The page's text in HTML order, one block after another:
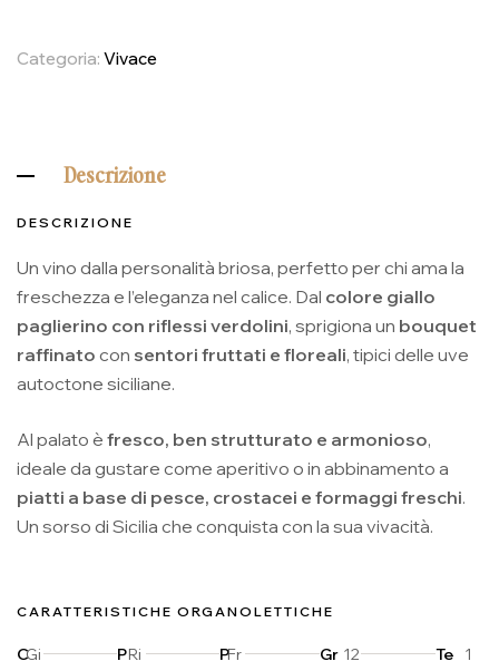
Categoria: Vivace
Descrizione
DESCRIZIONE
Un vino dalla personalità briosa, perfetto per chi ama la
freschezza e l’eleganza nel calice. Dal colore giallo
paglierino con riflessi verdolini, sprigiona un bouquet
raffinato con sentori fruttati e floreali, tipici delle uve
autoctone siciliane.
Al palato è fresco, ben strutturato e armonioso,
ideale da gustare come aperitivo o in abbinamento a
piatti a base di pesce, crostacei e formaggi freschi.
Un sorso di Sicilia che conquista con la sua vivacità.
CARATTERISTICHE ORGANOLETTICHE
CGi
PRi
PFr
Gr 12
Te
1